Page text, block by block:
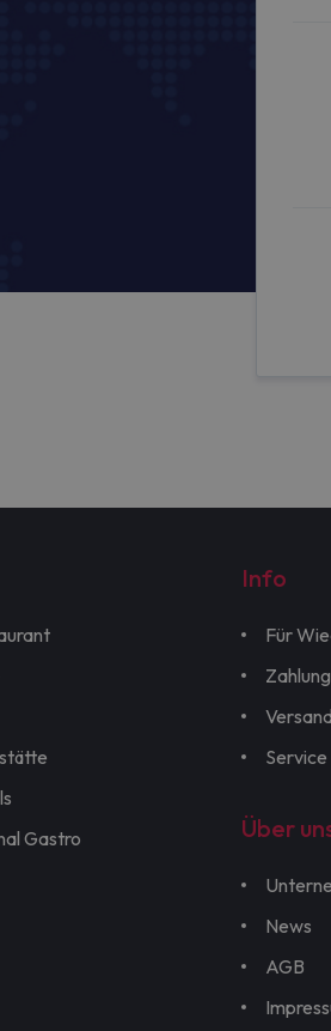
Gastro
Info
Für
Zahlung
Service
Über
News
AGB